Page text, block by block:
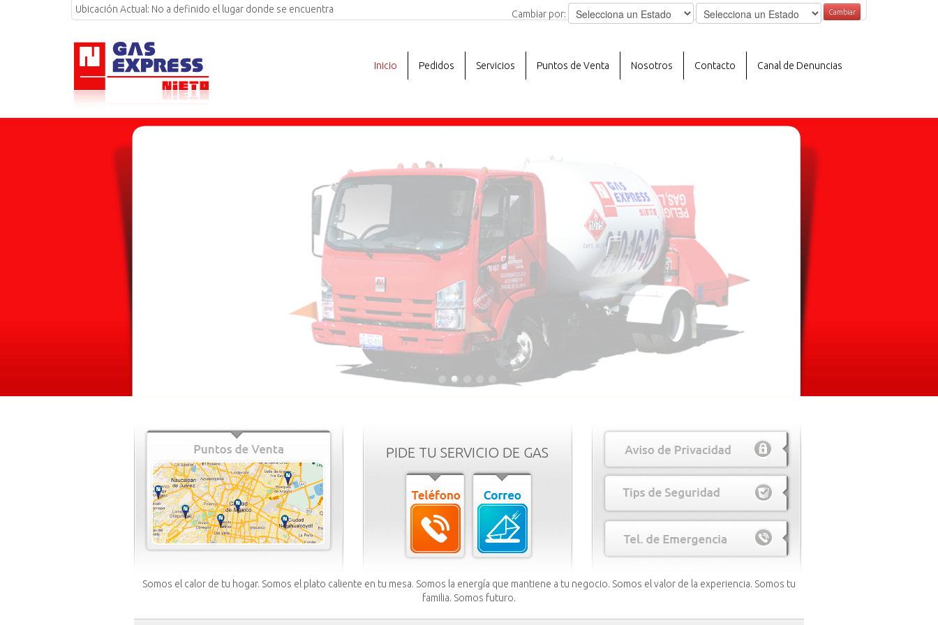
Ubicación Actual: No a definido el lugar donde se encuentra Cambiar por: Cambiar
Inicio Pedidos Servicios Puntos de Venta Nosotros Contacto Canal de Denuncias
NUEVOS SERVICIOS
EN LÍNEA PARA
HACER TU PEDIDO.
PIDE TU SERVICIO DE GAS
Somos el calor de tu hogar. Somos el plato caliente en tu mesa. Somos la energía que mantiene a tu negocio. Somos el valor de la experiencia. Somos tu
familia. Somos futuro.